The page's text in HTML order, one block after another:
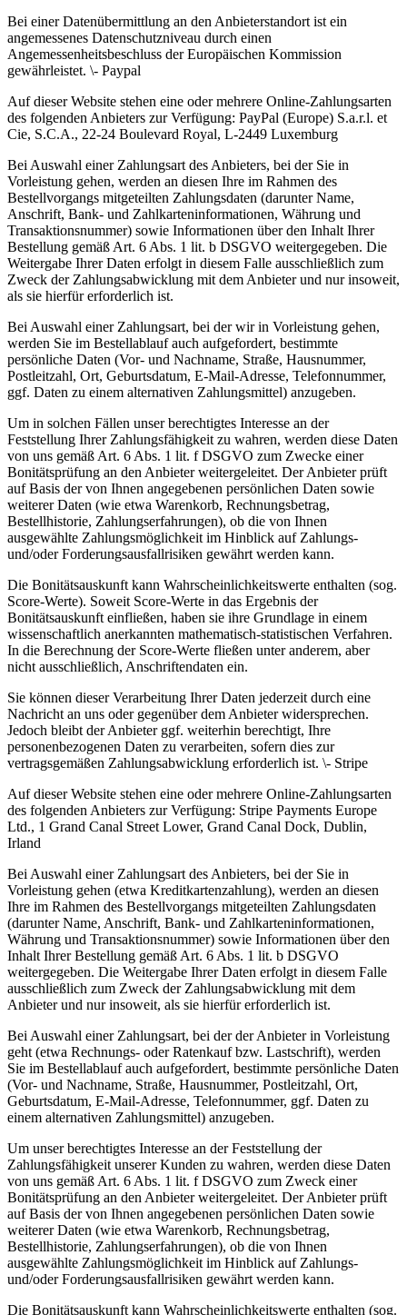
Bei einer Datenübermittlung an den Anbieterstandort ist ein
angemessenes Datenschutzniveau durch einen
Angemessenheitsbeschluss der Europäischen Kommission
gewährleistet. \- Paypal
Auf dieser Website stehen eine oder mehrere Online-Zahlungsarten
des folgenden Anbieters zur Verfügung: PayPal (Europe) S.a.r.l. et
Cie, S.C.A., 22-24 Boulevard Royal, L-2449 Luxemburg
Bei Auswahl einer Zahlungsart des Anbieters, bei der Sie in
Vorleistung gehen, werden an diesen Ihre im Rahmen des
Bestellvorgangs mitgeteilten Zahlungsdaten (darunter Name,
Anschrift, Bank- und Zahlkarteninformationen, Währung und
Transaktionsnummer) sowie Informationen über den Inhalt Ihrer
Bestellung gemäß Art. 6 Abs. 1 lit. b DSGVO weitergegeben. Die
Weitergabe Ihrer Daten erfolgt in diesem Falle ausschließlich zum
Zweck der Zahlungsabwicklung mit dem Anbieter und nur insoweit,
als sie hierfür erforderlich ist.
Bei Auswahl einer Zahlungsart, bei der wir in Vorleistung gehen,
werden Sie im Bestellablauf auch aufgefordert, bestimmte
persönliche Daten (Vor- und Nachname, Straße, Hausnummer,
Postleitzahl, Ort, Geburtsdatum, E-Mail-Adresse, Telefonnummer,
ggf. Daten zu einem alternativen Zahlungsmittel) anzugeben.
Um in solchen Fällen unser berechtigtes Interesse an der
Feststellung Ihrer Zahlungsfähigkeit zu wahren, werden diese Daten
von uns gemäß Art. 6 Abs. 1 lit. f DSGVO zum Zwecke einer
Bonitätsprüfung an den Anbieter weitergeleitet. Der Anbieter prüft
auf Basis der von Ihnen angegebenen persönlichen Daten sowie
weiterer Daten (wie etwa Warenkorb, Rechnungsbetrag,
Bestellhistorie, Zahlungserfahrungen), ob die von Ihnen
ausgewählte Zahlungsmöglichkeit im Hinblick auf Zahlungs-
und/oder Forderungsausfallrisiken gewährt werden kann.
Die Bonitätsauskunft kann Wahrscheinlichkeitswerte enthalten (sog.
Score-Werte). Soweit Score-Werte in das Ergebnis der
Bonitätsauskunft einfließen, haben sie ihre Grundlage in einem
wissenschaftlich anerkannten mathematisch-statistischen Verfahren.
In die Berechnung der Score-Werte fließen unter anderem, aber
nicht ausschließlich, Anschriftendaten ein.
Sie können dieser Verarbeitung Ihrer Daten jederzeit durch eine
Nachricht an uns oder gegenüber dem Anbieter widersprechen.
Jedoch bleibt der Anbieter ggf. weiterhin berechtigt, Ihre
personenbezogenen Daten zu verarbeiten, sofern dies zur
vertragsgemäßen Zahlungsabwicklung erforderlich ist. \- Stripe
Auf dieser Website stehen eine oder mehrere Online-Zahlungsarten
des folgenden Anbieters zur Verfügung: Stripe Payments Europe
Ltd., 1 Grand Canal Street Lower, Grand Canal Dock, Dublin,
Irland
Bei Auswahl einer Zahlungsart des Anbieters, bei der Sie in
Vorleistung gehen (etwa Kreditkartenzahlung), werden an diesen
Ihre im Rahmen des Bestellvorgangs mitgeteilten Zahlungsdaten
(darunter Name, Anschrift, Bank- und Zahlkarteninformationen,
Währung und Transaktionsnummer) sowie Informationen über den
Inhalt Ihrer Bestellung gemäß Art. 6 Abs. 1 lit. b DSGVO
weitergegeben. Die Weitergabe Ihrer Daten erfolgt in diesem Falle
ausschließlich zum Zweck der Zahlungsabwicklung mit dem
Anbieter und nur insoweit, als sie hierfür erforderlich ist.
Bei Auswahl einer Zahlungsart, bei der der Anbieter in Vorleistung
geht (etwa Rechnungs- oder Ratenkauf bzw. Lastschrift), werden
Sie im Bestellablauf auch aufgefordert, bestimmte persönliche Daten
(Vor- und Nachname, Straße, Hausnummer, Postleitzahl, Ort,
Geburtsdatum, E-Mail-Adresse, Telefonnummer, ggf. Daten zu
einem alternativen Zahlungsmittel) anzugeben.
Um unser berechtigtes Interesse an der Feststellung der
Zahlungsfähigkeit unserer Kunden zu wahren, werden diese Daten
von uns gemäß Art. 6 Abs. 1 lit. f DSGVO zum Zweck einer
Bonitätsprüfung an den Anbieter weitergeleitet. Der Anbieter prüft
auf Basis der von Ihnen angegebenen persönlichen Daten sowie
weiterer Daten (wie etwa Warenkorb, Rechnungsbetrag,
Bestellhistorie, Zahlungserfahrungen), ob die von Ihnen
ausgewählte Zahlungsmöglichkeit im Hinblick auf Zahlungs-
und/oder Forderungsausfallrisiken gewährt werden kann.
Die Bonitätsauskunft kann Wahrscheinlichkeitswerte enthalten (sog.